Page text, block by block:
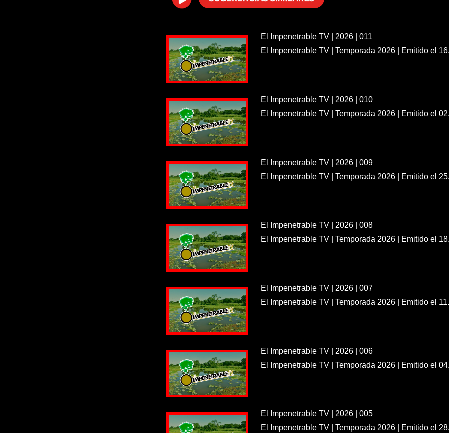
El Impenetrable TV | 2026 | 011
El Impenetrable TV | Temporada 2026 | Emitido el
El Impenetrable TV | 2026 | 010
El Impenetrable TV | Temporada 2026 | Emitido el
El Impenetrable TV | 2026 | 009
El Impenetrable TV | Temporada 2026 | Emitido el
El Impenetrable TV | 2026 | 008
El Impenetrable TV | Temporada 2026 | Emitido el
El Impenetrable TV | 2026 | 007
El Impenetrable TV | Temporada 2026 | Emitido el
El Impenetrable TV | 2026 | 006
El Impenetrable TV | Temporada 2026 | Emitido el
El Impenetrable TV | 2026 | 005
El Impenetrable TV | Temporada 2026 | Emitido el